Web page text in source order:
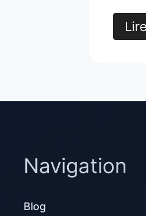
Navigation
Blog